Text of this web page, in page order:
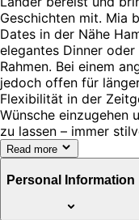
Geschichten mit. Mia
Dates in der Nähe
elegantes Dinner
Rahmen. Bei einem
jedoch offen für
Flexibilität in der
Wünsche einzugehen
zu lassen – immer
Read more
Personal Information